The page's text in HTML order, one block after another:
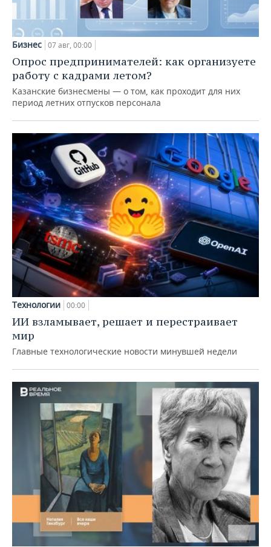
Бизнес 07 авг, 00:00
Опрос предпринимателей: как организуете
работу с кадрами летом?
Казанские бизнесмены — о том, как проходит для них
период летних отпусков персонала
Технологии 00:00
ИИ взламывает, решает и перестраивает
мир
Главные технологические новости минувшей недели